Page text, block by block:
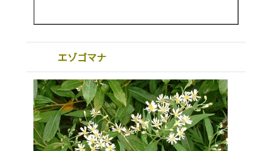
エゾゴマナ